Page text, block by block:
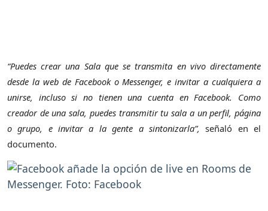
“Puedes crear una Sala que se transmita en vivo directamente
desde la web de Facebook o Messenger, e invitar a cualquiera a
unirse, incluso si no tienen una cuenta en Facebook. Como
creador de una sala, puedes transmitir tu sala a un perfil, página
o grupo, e invitar a la gente a sintonizarla”, señaló en el
documento.